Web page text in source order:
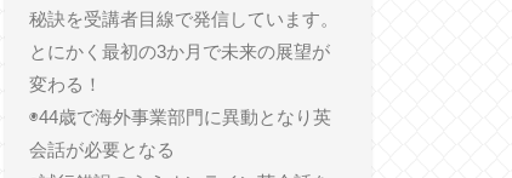
秘訣を受講者目線で発信しています。
とにかく最初の3か月で未来の展望が
変わる！
◉44歳で海外事業部門に異動となり英
会話が必要となる